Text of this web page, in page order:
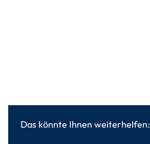
Das könnte Ihnen weiterhelfen: